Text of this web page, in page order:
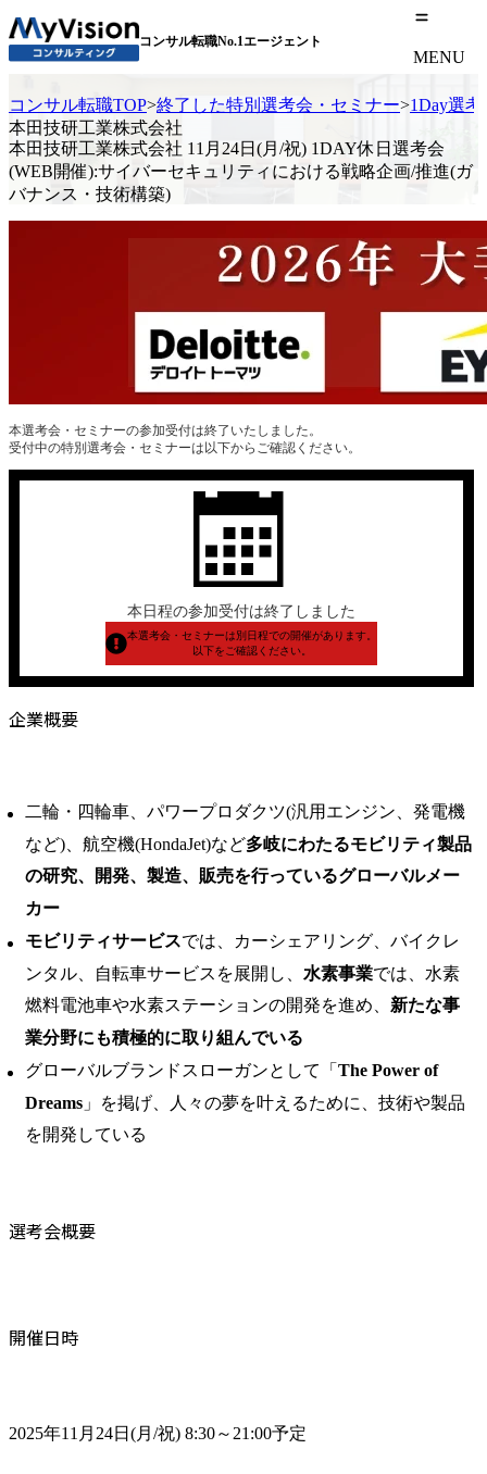
コンサル転職No.1エージェント
MENU
コンサル転職TOP>終了した特別選考会・セミナー>1Day選考
本田技研工業株式会社
本田技研工業株式会社 11月24日(月/祝) 1DAY休日選考会
(WEB開催):サイバーセキュリティにおける戦略企画/推進(ガ
バナンス・技術構築)
本選考会・セミナーの参加受付は終了いたしました。
受付中の特別選考会・セミナーは以下からご確認ください。
本日程の参加受付は終了しました
本選考会・セミナーは別日程での開催があります。
以下をご確認ください。
企業概要
二輪・四輪車、パワープロダクツ(汎用エンジン、発電機
など)、航空機(HondaJet)など多岐にわたるモビリティ製品
の研究、開発、製造、販売を行っているグローバルメー
カー
モビリティサービスでは、カーシェアリング、バイクレ
ンタル、自転車サービスを展開し、 水素事業では、水素
燃料電池車や水素ステーションの開発を進め、 新たな事
業分野にも積極的に取り組んでいる
グローバルブランドスローガンとして「 The Power of
Dreams 」を掲げ、人々の夢を叶えるために、技術や製品
を開発している
選考会概要
開催日時
2025年11月24日(月/祝) 8:30～21:00予定